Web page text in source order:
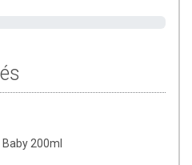
Gyermekektől távol tartandó!
200ml